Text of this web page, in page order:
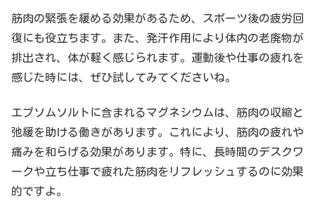
筋肉の緊張を緩める効果があるため、スポーツ後の疲労回
復にも役立ちます。また、発汗作用により体内の老廃物が
排出され、体が軽く感じられます。運動後や仕事の疲れを
感じた時には、ぜひ試してみてくださいね。
エプソムソルトに含まれるマグネシウムは、筋肉の収縮と
弛緩を助ける働きがあります。これにより、筋肉の疲れや
痛みを和らげる効果があります。特に、長時間のデスクワ
ークや立ち仕事で疲れた筋肉をリフレッシュするのに効果
的ですよ。